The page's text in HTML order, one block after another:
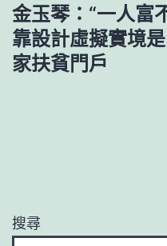
金玉琴：“一人富
靠設計虛擬實境
家扶貧門戶
搜尋